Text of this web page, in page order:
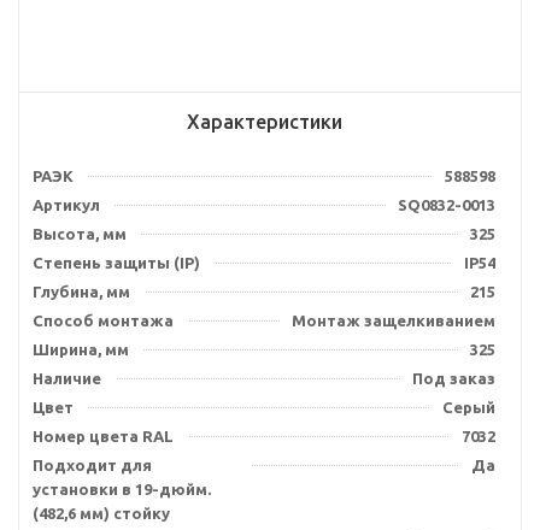
Характеристики
РАЭК
588598
Артикул
SQ0832-0013
Высота, мм
325
Степень защиты (IP)
IP54
Глубина, мм
215
Способ монтажа
Монтаж защелкиванием
Ширина, мм
325
Наличие
Под заказ
Цвет
Серый
Номер цвета RAL
7032
Подходит для
установки в 19-дюйм.
(482,6 мм) стойку
Да